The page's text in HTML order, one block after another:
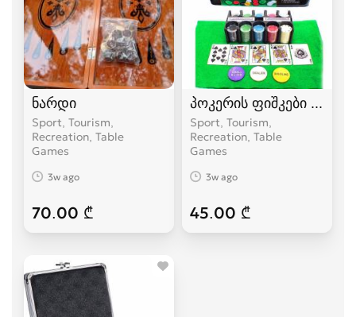
ნარდი
Sport, Tourism,
Recreation, Table
Games
3w ago
70.00 ₾
პოკერის ფიშკები 200
Sport, Tourism,
Recreation, Table
Games
3w ago
45.00 ₾